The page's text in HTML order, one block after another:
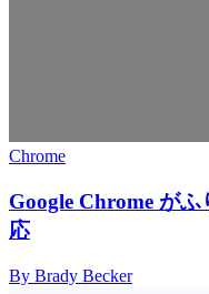
Chrome
Google Chrome が
応
By Brady Becker